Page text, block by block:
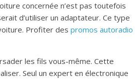
concernée n’est pas toutefois
d’utiliser un adaptateur. Ce type
Profiter des promos autoradio
les fils vous-même. Cette
Seul un expert en électronique